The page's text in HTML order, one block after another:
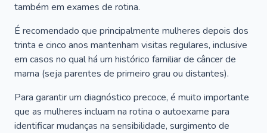
também em exames de rotina.
É recomendado que principalmente mulheres depois dos
trinta e cinco anos mantenham visitas regulares, inclusive
em casos no qual há um histórico familiar de câncer de
mama (seja parentes de primeiro grau ou distantes).
Para garantir um diagnóstico precoce, é muito importante
que as mulheres incluam na rotina o autoexame para
identificar mudanças na sensibilidade, surgimento de